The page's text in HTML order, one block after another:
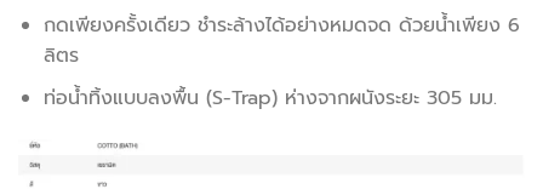
กดเพียงครั้งเดียว ชำระล้างได้อย่างหมดจด ด้วยน้ำเพียง 6
ลิตร
ท่อน้ำทิ้งแบบลงพื้น (S-Trap) ห่างจากผนังระยะ 305 มม.